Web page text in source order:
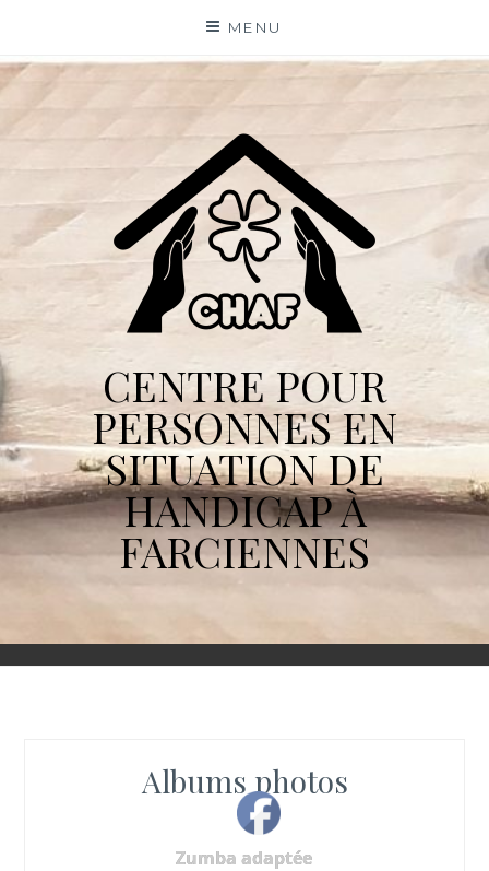
content
MENU
CENTRE POUR
PERSONNES EN
SITUATION DE
HANDICAP À
FARCIENNES
Albums photos
Zumba adaptée